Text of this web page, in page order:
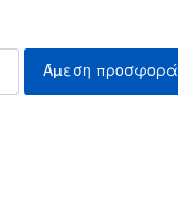
Άμεση προσφορά